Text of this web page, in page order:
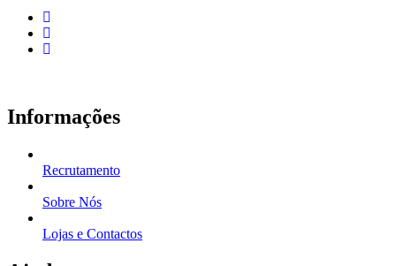
Informações
Recrutamento
Sobre Nós
Lojas e Contactos